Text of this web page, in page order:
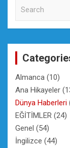
c
Almanca (10)
Ana Hikayeler
Dünya Haberleri
EĞİTİMLER (24)
Genel (54)
İngilizce (44)